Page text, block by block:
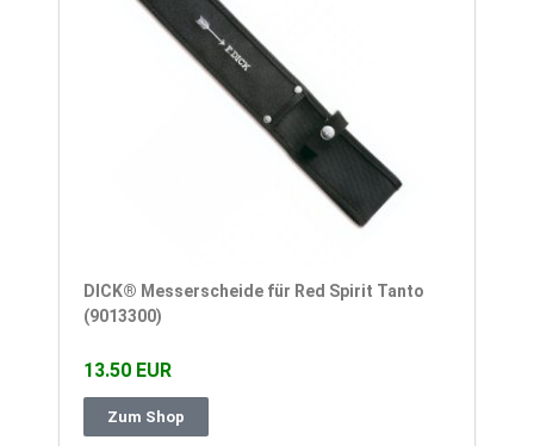
DICK® Messerscheide für Red Spirit Tanto
(9013300)
13.50 EUR
Zum Shop